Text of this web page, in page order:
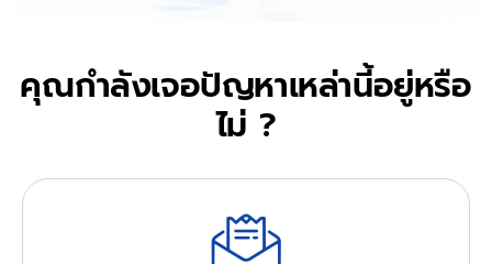
คุณกำลังเจอปัญหาเหล่านี้อยู่หรือ
ไม่ ?